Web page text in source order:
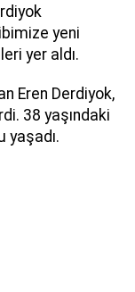
yeni
yer aldı.
Eren Derdiyok,
38 yaşındaki
yaşadı.